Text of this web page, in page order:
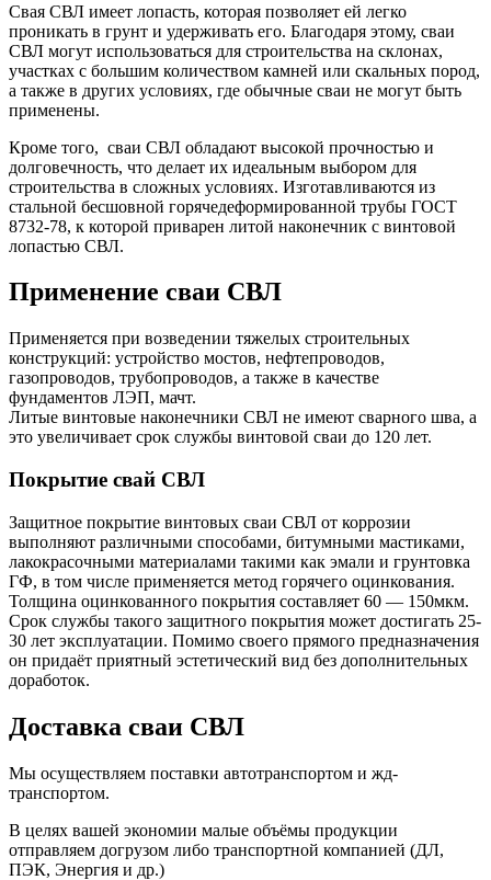
Свая СВЛ имеет лопасть, которая позволяет ей легко
проникать в грунт и удерживать его. Благодаря этому, сваи
СВЛ могут использоваться для строительства на склонах,
участках с большим количеством камней или скальных пород,
а также в других условиях, где обычные сваи не могут быть
применены.
Кроме того, сваи СВЛ обладают высокой прочностью и
долговечность, что делает их идеальным выбором для
строительства в сложных условиях. Изготавливаются из
стальной бесшовной горячедеформированной трубы ГОСТ
8732-78, к которой приварен литой наконечник с винтовой
лопастью СВЛ.
Применение сваи СВЛ
Применяется при возведении тяжелых строительных
конструкций: устройство мостов, нефтепроводов,
газопроводов, трубопроводов, а также в качестве
фундаментов ЛЭП, мачт.
Литые винтовые наконечники СВЛ не имеют сварного шва, а
это увеличивает срок службы винтовой сваи до 120 лет.
Покрытие свай СВЛ
Защитное покрытие винтовых сваи СВЛ от коррозии
выполняют различными способами, битумными мастиками,
лакокрасочными материалами такими как эмали и грунтовка
ГФ, в том числе применяется метод горячего оцинкования.
Толщина оцинкованного покрытия составляет 60 — 150мкм.
Срок службы такого защитного покрытия может достигать 25-
30 лет эксплуатации. Помимо своего прямого предназначения
он придаёт приятный эстетический вид без дополнительных
доработок.
Доставка сваи СВЛ
Мы осуществляем поставки автотранспортом и жд-
транспортом.
В целях вашей экономии малые объёмы продукции
отправляем догрузом либо транспортной компанией (ДЛ,
ПЭК, Энергия и др.)